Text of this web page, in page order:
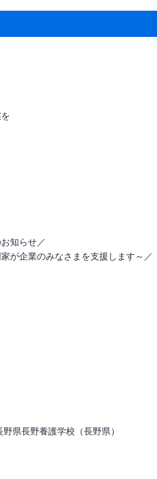
知らせ／
が企業のみなさまを支援します～／
県長野養護学校（長野県）